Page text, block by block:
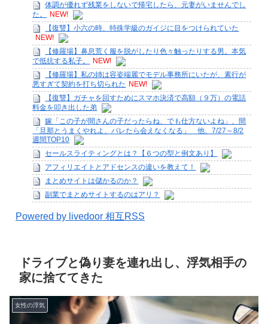
体調が優れず残業をしないで帰宅したら、元妻がいませんでし
た。
NEW!
【復讐】小六の時、特殊学級のガイジに目をつけられていた
NEW!
【修羅場】鼻息荒く服を脱がしたり色々触ったりする男。本気
で抵抗する私子。
NEW!
【修羅場】私の姉は容姿端麗でモデル事務所にいたが、素行が
悪すぎて契約を打ち切られた NEW!
【復讐】ガチャを回すためにスマホ決済で高額（９万）の電話
料金を叩き出した弟
嫁「この子が間さんの子だったらね、でも仕方ないよね」、間
「旦那とうまくやれよ、バレたら会えなくなる」 他、7/27～8/2
週間TOP10
セールスライティングとは？【６つの型と例文あり】
アフィリエイトとアドセンスの違いを教えて！
まとめサイトは儲かるのか？
副業でまとめサイトするのはアリ？
Powered by livedoor 相互RSS
ドライブと偽り妻を連れ出し、浮気相手の
家に捨ててきた
女性の浮気